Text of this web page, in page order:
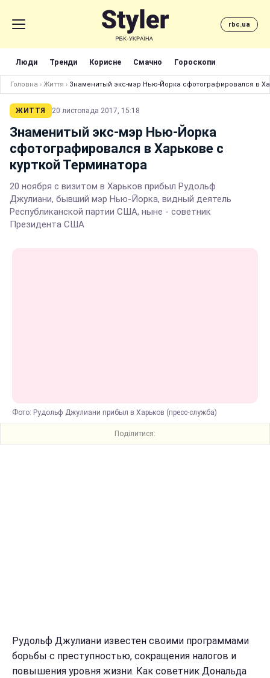
rbc.ua
Люди Тренди Корисне Смачно Гороскопи
Головна › Життя › Знаменитый экс-мэр Нью-Йорка сфотографировался в
ЖИТТЯ 20 листопада 2017, 15:18
Знаменитый экс-мэр Нью-Йорка
сфотографировался в Харькове с
курткой Терминатора
20 ноября с визитом в Харьков прибыл Рудольф
Джулиани, бывший мэр Нью-Йорка, видный деятель
Республиканской партии США, ныне - советник
Президента США
Фото: Рудольф Джулиани прибыл в Харьков (пресс-служба)
Поділитися:
Рудольф Джулиани известен своими программами
борьбы с преступностью, сокращения налогов и
повышения уровня жизни. Как советник Дональда